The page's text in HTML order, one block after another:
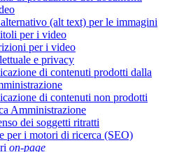
(alt text) per le immagini
per i video
per i video
e privacy
di contenuti prodotti dalla
di contenuti non prodotti
Amministrazione
dei soggetti ritratti
per i motori di ricerca (SEO)
on-page